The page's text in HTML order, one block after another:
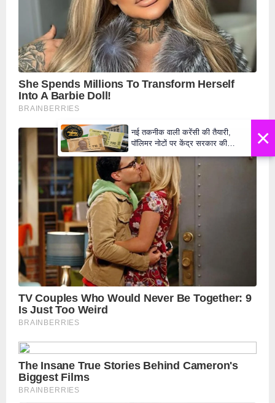
×
नई तकनीक वाली करेंसी की तैयारी,
पॉलिमर नोटों पर केंद्र सरकार की
मुहर,जल्द बाजार में दिखेंगे प्लास्टिक के
₹10 और ₹20 के नोट - Daily Lok
Manch PM Modi U